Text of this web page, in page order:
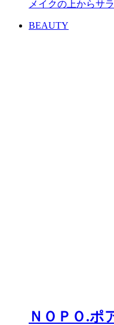
メイクの上からサ
BEAUTY
ＮＯＰＯ.ポ